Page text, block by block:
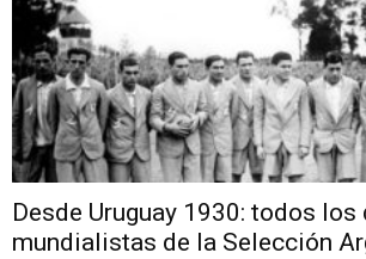
Desde Uruguay 1930: todos los
mundialistas de la Selección